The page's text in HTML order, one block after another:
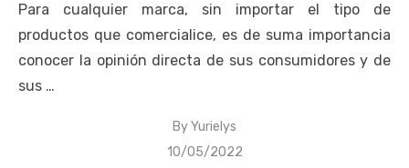
Para cualquier marca, sin importar el tipo de
productos que comercialice, es de suma importancia
conocer la opinión directa de sus consumidores y de
sus …
ByYurielys
Posted
10/05/2022